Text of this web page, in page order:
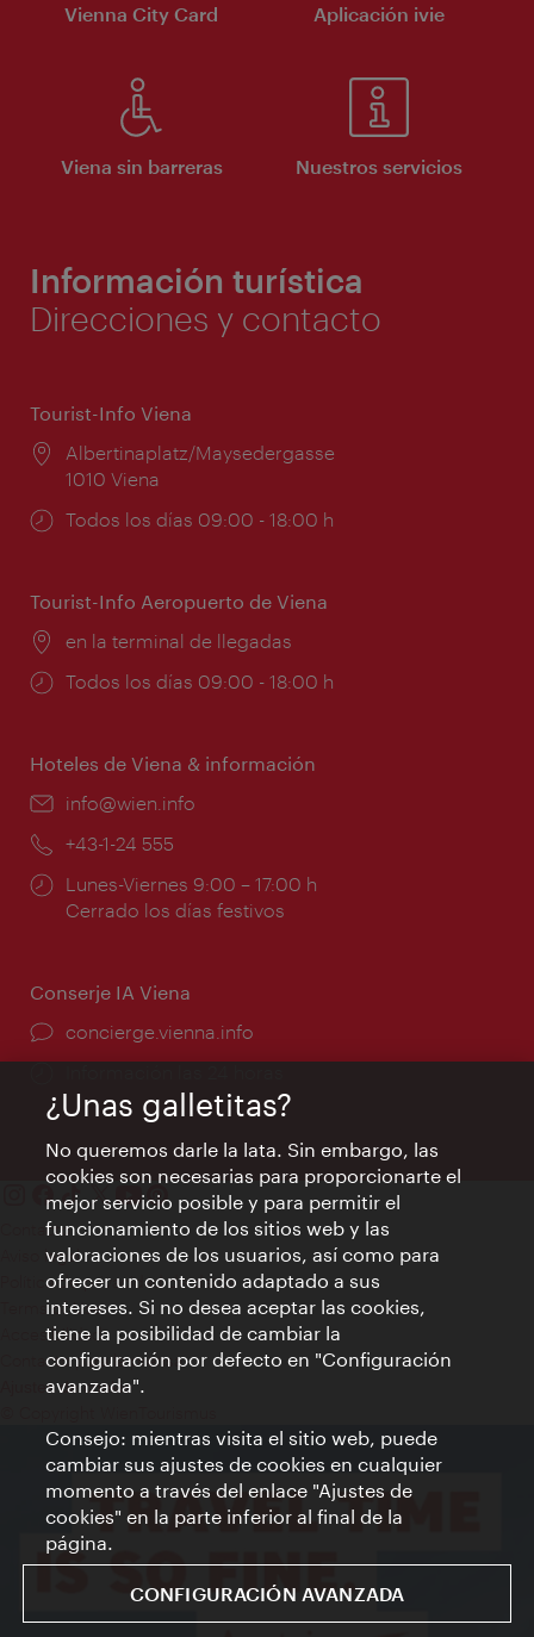
Vienna City Card Aplicación ivie
Viena sin barreras Nuestros servicios
Información turística
Direcciones y contacto
Tourist-Info Viena
Lugar:
Albertinaplatz/Maysedergasse
1010 Viena
Horarios
Todos los días 09:00 - 18:00 h
Tourist-Info Aeropuerto de Viena
Lugar:
en la terminal de llegadas
Horarios
Todos los días 09:00 - 18:00 h
Hoteles de Viena & información
e-
info@wien.info
Teléfono:
+43-1-24 555
Horarios
de
Lunes-Viernes 9:00 – 17:00 h
Cerrado los días festivos
Conserje IA Viena
concierge.vienna.info
Contacto
Aviso legal
Política de privacidad de datos
Terms of Use
Accesibilidad
Contacto para la prensa
Ajustes de cookie
¿Unas galletitas?
No queremos darle la lata. Sin embargo, las
cookies son necesarias para proporcionarte el
mejor servicio posible y para permitir el
funcionamiento de los sitios web y las
valoraciones de los usuarios, así como para
ofrecer un contenido adaptado a sus
intereses. Si no desea aceptar las cookies,
tiene la posibilidad de cambiar la
configuración por defecto en "Configuración
avanzada".
Consejo: mientras visita el sitio web, puede
cambiar sus ajustes de cookies en cualquier
momento a través del enlace "Ajustes de
cookies" en la parte inferior al final de la
página.
CONFIGURACIÓN AVANZADA